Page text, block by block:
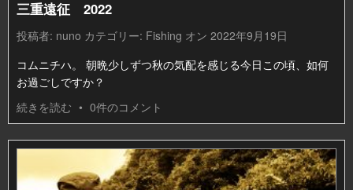
三重遠征 2022
投稿者: nuno カテゴリー: Fishing オン 2022年9月19日
コムニチハ。 朝晩少しずつ秋の気配を感じる今日この頃、如何
お過ごしですか？
続きを読む • 0件のコメント